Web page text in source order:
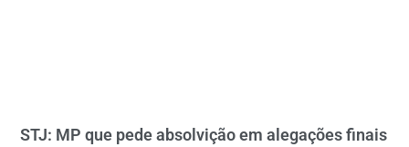
STJ: MP que pede absolvição em alegações finais